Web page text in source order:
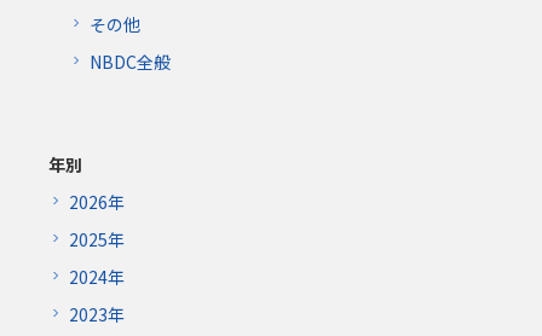
その他
NBDC全般
年別
2026年
2025年
2024年
2023年